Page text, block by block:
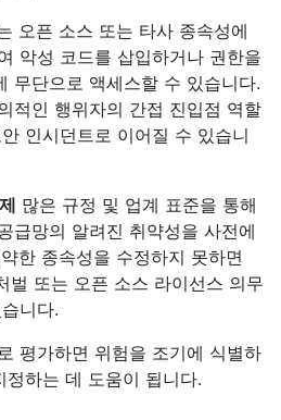
오픈 소스 또는 타사 종속성에
악성 코드를 삽입하거나 권한을
무단으로 액세스할 수 있습니다.
적인 행위자의 간접 진입점 역할
인시던트로 이어질 수 있습니
많은 규정 및 업계 표준을 통해
급망의 알려진 취약성을 사전에
한 종속성을 수정하지 못하면
벌 또는 오픈 소스 라이선스 의무
니다.
평가하면 위험을 조기에 식별하
하는 데 도움이 됩니다.